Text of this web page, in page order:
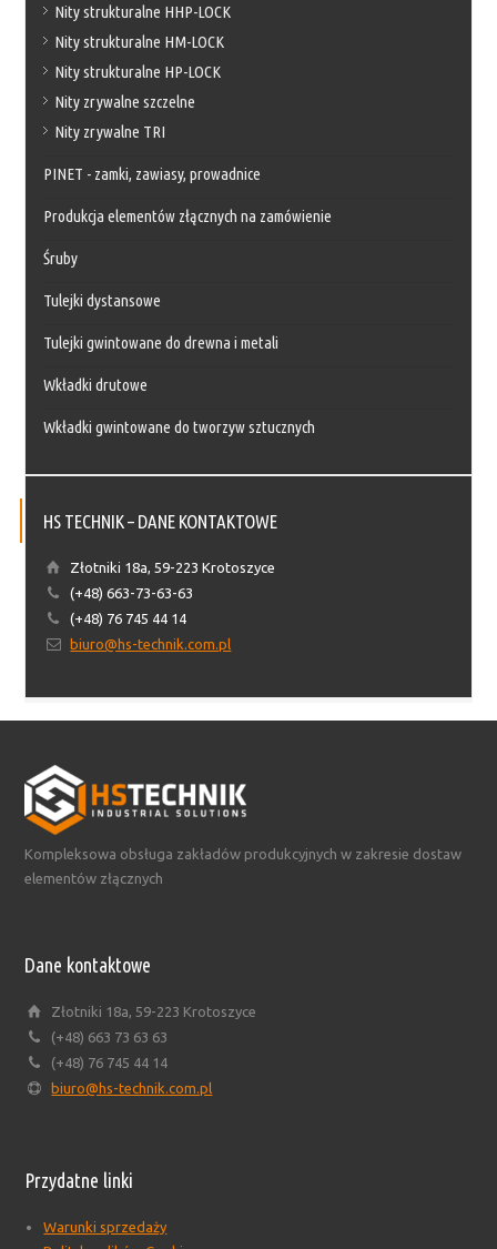
Nity strukturalne HHP-LOCK
Nity strukturalne HM-LOCK
Nity strukturalne HP-LOCK
Nity zrywalne szczelne
Nity zrywalne TRI
PINET - zamki, zawiasy, prowadnice
Produkcja elementów złącznych na zamówienie
Śruby
Tulejki dystansowe
Tulejki gwintowane do drewna i metali
Wkładki drutowe
Wkładki gwintowane do tworzyw sztucznych
HS TECHNIK – DANE KONTAKTOWE
Złotniki 18a, 59-223 Krotoszyce
(+48) 663-73-63-63
(+48) 76 745 44 14
biuro@hs-technik.com.pl
Kompleksowa obsługa zakładów produkcyjnych w zakresie dostaw
elementów złącznych
Dane kontaktowe
Złotniki 18a, 59-223 Krotoszyce
(+48) 663 73 63 63
(+48) 76 745 44 14
biuro@hs-technik.com.pl
Przydatne linki
Warunki sprzedaży